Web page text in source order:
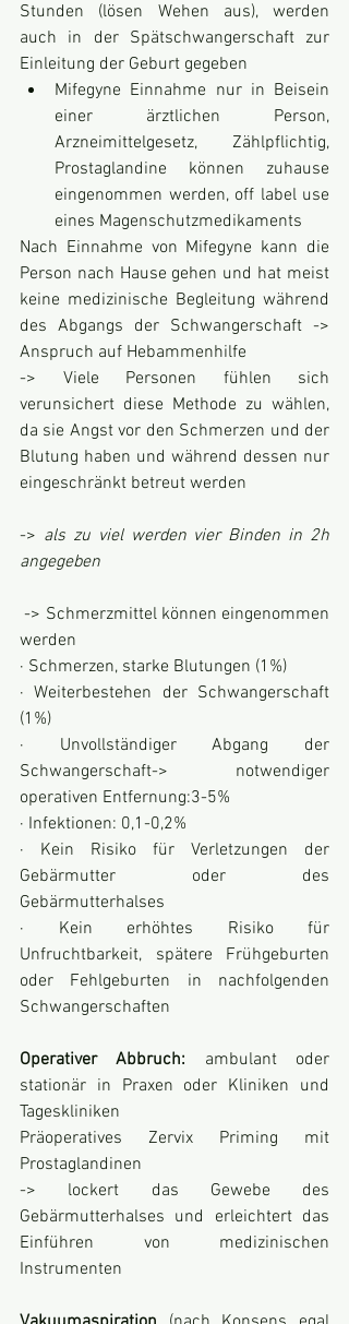
Stunden (lösen Wehen aus), werden
auch in der Spätschwangerschaft zur
Einleitung der Geburt gegeben
Mifegyne Einnahme nur in Beisein
einer ärztlichen Person,
Arzneimittelgesetz, Zählpflichtig,
Prostaglandine können zuhause
eingenommen werden, off label use
eines Magenschutzmedikaments
Nach Einnahme von Mifegyne kann die
Person nach Hause gehen und hat meist
keine medizinische Begleitung während
des Abgangs der Schwangerschaft ->
Anspruch auf Hebammenhilfe
-> Viele Personen fühlen sich
verunsichert diese Methode zu wählen,
da sie Angst vor den Schmerzen und der
Blutung haben und während dessen nur
eingeschränkt betreut werden
-> als zu viel werden vier Binden in 2h
angegeben
-> Schmerzmittel können eingenommen
werden
· Schmerzen, starke Blutungen (1%)
· Weiterbestehen der Schwangerschaft
(1%)
· Unvollständiger Abgang der
Schwangerschaft-> notwendiger
operativen Entfernung:3-5%
· Infektionen: 0,1-0,2%
· Kein Risiko für Verletzungen der
Gebärmutter oder des
Gebärmutterhalses
· Kein erhöhtes Risiko für
Unfruchtbarkeit, spätere Frühgeburten
oder Fehlgeburten in nachfolgenden
Schwangerschaften
Operativer Abbruch: ambulant oder
stationär in Praxen oder Kliniken und
Tageskliniken
Präoperatives Zervix Priming mit
Prostaglandinen
-> lockert das Gewebe des
Gebärmutterhalses und erleichtert das
Einführen von medizinischen
Instrumenten